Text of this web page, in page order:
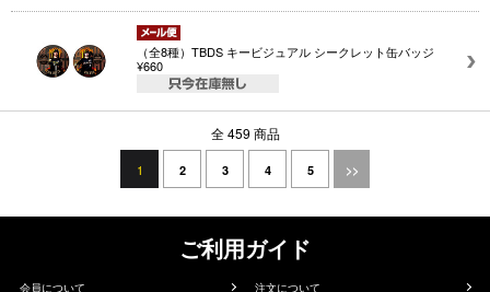
（全8種）TBDS キービジュアル シークレット缶バッジ
¥660
全 459 商品
1 2 3 4 5 >>
ご利用ガイド
会員について 注文について